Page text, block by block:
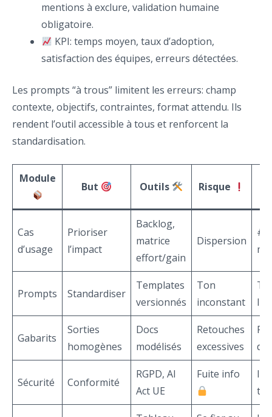
mentions à exclure, validation humaine
obligatoire.
KPI: temps moyen, taux d’adoption,
satisfaction des équipes, erreurs détectées.
Les prompts “à trous” limitent les erreurs: champ
contexte, objectifs, contraintes, format attendu. Ils
rendent l’outil accessible à tous et renforcent la
standardisation.
Module
But Outils Risque
Cas
d’usage
Prioriser
l’impact
Backlog,
matrice
effort/gain
Dispersion
#
Prompts Standardiser
Templates
versionnés
Ton
inconstant
Gabarits
Sorties
homogènes
Docs
modélisés
Retouches
excessives
doc
Sécurité Conformité
RGPD, AI
Act UE
Fuite info